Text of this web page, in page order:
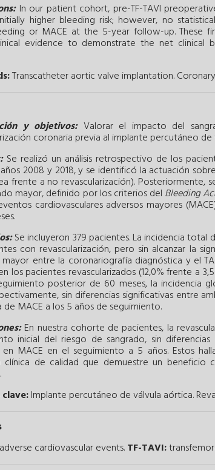
In our patient cohort, pre-TF-TAVI
higher bleeding risk; however, no
or MACE at the 5-year follow-up. These
evidence to demonstrate the net clinical
Transcatheter aortic valve implantation.
y objetivos:Valorar el impacto del
coronaria previa al implante percutáneo
Se realizó un análisis retrospectivo de los
2008 y 2018, y se identificó la actuación
frente a no revascularización). Posteriormente,
mayor, definido por los criterios del Bleeding
cardiovasculares adversos mayores
Se incluyeron 379 pacientes. La incidencia total
con revascularización, pero sin alcanzar la
mayor entre la coronariografía diagnóstica y el
los pacientes revascularizados (12,0% frente a
posterior de 60 meses, la incidencia
sin diferencias significativas entre
de MACE a los 5 años de seguimiento.
En nuestra cohorte de pacientes, la
inicial del riesgo de sangrado, sin
MACE en el seguimiento a 5 años. Estos
clínica de calidad que demuestre un beneficio
Implante percutáneo de válvula aórtica.
cardiovascular events.TF-TAVI: